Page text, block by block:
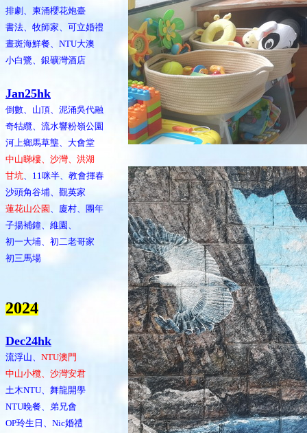
排劇、柬涌櫻花炮臺
書法、牧師家、可立婚禮
晝斑海鮮餐、NTU大澳
小白鷺、銀礦灣酒店
Jan25hk
倒數、山頂、泥涌吳代融
奇牯纜、流水響粉嶺公園
河上鄉馬草壟、大會堂
中山睇樓、沙灣、洪湖
甘坑、11咪半、教會揮春
沙頭角谷埔、觀英家
蓮花山公園 、廈村、團年
子揚補鐘、維園、
初一大埔、初二老哥家
初三馬場
2024
Dec24hk
流浮山、 NTU澳門
中山小欖、沙灣安君
土木NTU、舞龍開學
NTU晚餐、弟兄會
OP玲生日、Nic婚禮